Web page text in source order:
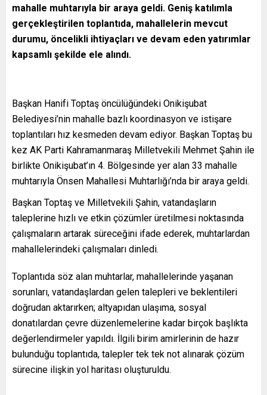
mahalle muhtarıyla bir araya geldi. Geniş katılımla
gerçekleştirilen toplantıda, mahallelerin mevcut
durumu, öncelikli ihtiyaçları ve devam eden yatırımlar
kapsamlı şekilde ele alındı.
Başkan Hanifi Toptaş öncülüğündeki Onikişubat
Belediyesi’nin mahalle bazlı koordinasyon ve istişare
toplantıları hız kesmeden devam ediyor. Başkan Toptaş bu
kez AK Parti Kahramanmaraş Milletvekili Mehmet Şahin ile
birlikte Onikişubat’ın 4. Bölgesinde yer alan 33 mahalle
muhtarıyla Önsen Mahallesi Muhtarlığı’nda bir araya geldi.
Başkan Toptaş ve Milletvekili Şahin, vatandaşların
taleplerine hızlı ve etkin çözümler üretilmesi noktasında
çalışmaların artarak süreceğini ifade ederek, muhtarlardan
mahallelerindeki çalışmaları dinledi.
Toplantıda söz alan muhtarlar, mahallelerinde yaşanan
sorunları, vatandaşlardan gelen talepleri ve beklentileri
doğrudan aktarırken; altyapıdan ulaşıma, sosyal
donatılardan çevre düzenlemelerine kadar birçok başlıkta
değerlendirmeler yapıldı. İlgili birim amirlerinin de hazır
bulunduğu toplantıda, talepler tek tek not alınarak çözüm
sürecine ilişkin yol haritası oluşturuldu.